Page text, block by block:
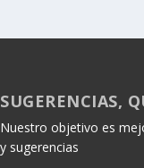
SUGERENCIAS,
Nuestro objetivo es
y sugerencias